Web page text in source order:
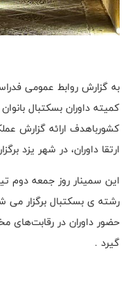
به گزارش روابط عمومی
کمیته داوران بسکتبال
کشورباهدف ارائه گزارش
ارتقا داوران، در شهر یزد
این سمینار روز جمعه دوم
رشته ی بسکتبال برگزار می
حضور داوران در رقابت‌های
گیرد .